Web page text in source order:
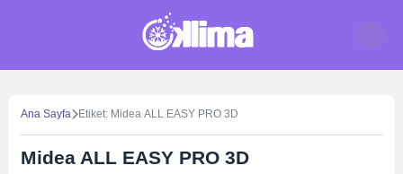
Ana Sayfa Etiket: Midea ALL EASY PRO 3D
Midea ALL EASY PRO 3D